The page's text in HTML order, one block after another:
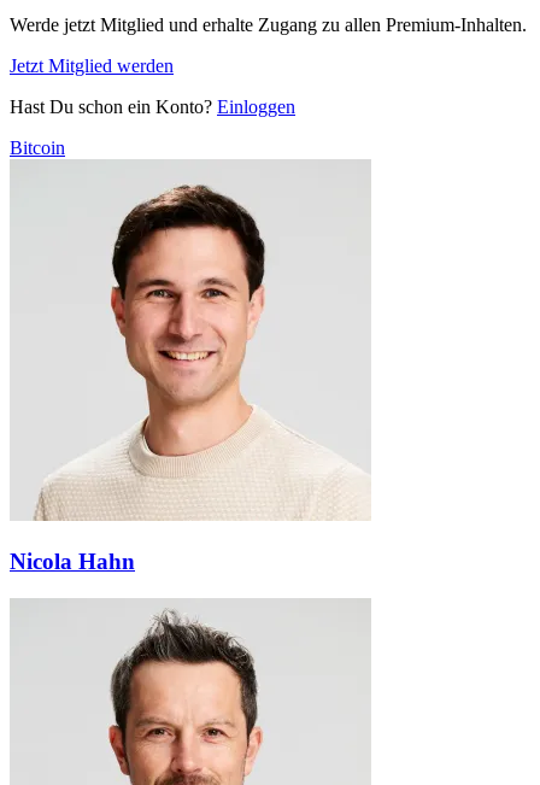
Werde jetzt Mitglied und erhalte Zugang zu allen Premium-Inhalten.
Jetzt Mitglied werden
Hast Du schon ein Konto? Einloggen
Bitcoin
Nicola Hahn